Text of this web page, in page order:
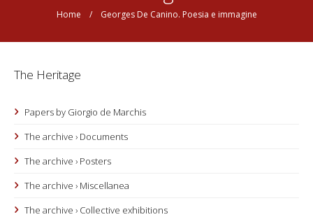
Home / Georges De Canino. Poesia e immagine
The Heritage
Papers by Giorgio de Marchis
The archive › Documents
The archive › Posters
The archive › Miscellanea
The archive › Collective exhibitions